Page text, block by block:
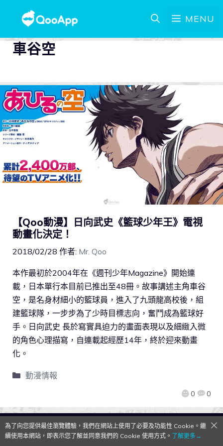
MENU
車谷空
【Qoo動漫】日向武史《籃球少年王》電視
動畫化決定！
2018/02/28 作者: Mr. Qoo
0 0
本作最初於2004年在《週刊少年Magazine》開始連
載，日本單行本目前已推出至48冊。故事講述主角車谷
空，是名身材細小的籃球員，進入了九頭龍高校後，組
建籃球隊，一步步為了少時目標志向，奮鬥成為籃球好
手。日向武史 長於寫實具迫力的畫面表現以及細緻入微
的角色心理描寫，自連載起經歷14年，終於迎來動畫
化。
動漫情報
QooApp Limited © 2026
為了向您提供最佳瀏覽體驗，我們在網站上使用了必要及功能性 Cookie。繼
續使用本網站，即表示您了解並同意我們的 Cookie 使用方式。 了解更多→